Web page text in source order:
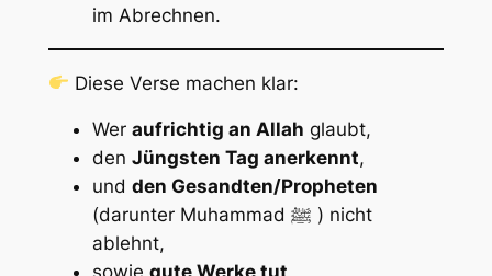
im Abrechnen.
Diese Verse machen klar:
Wer aufrichtig an Allah glaubt,
den Jüngsten Tag anerkennt,
und den Gesandten/Propheten
(darunter Muhammad ﷺ ) nicht
ablehnt,